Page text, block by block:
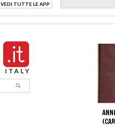
VEDI TUTTE LE APP
>